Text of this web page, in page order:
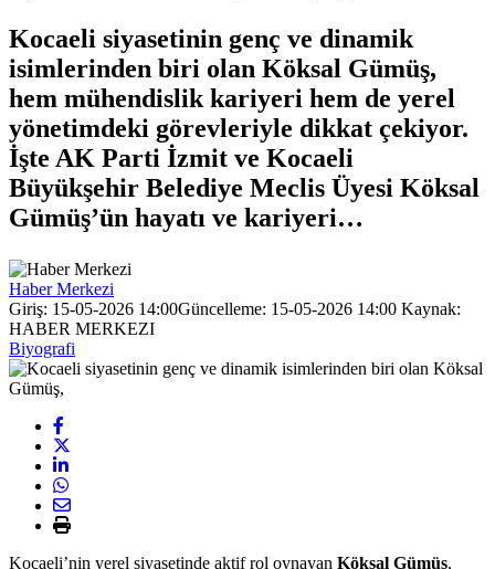
Kocaeli siyasetinin genç ve dinamik
isimlerinden biri olan Köksal Gümüş,
hem mühendislik kariyeri hem de yerel
yönetimdeki görevleriyle dikkat çekiyor.
İşte AK Parti İzmit ve Kocaeli
Büyükşehir Belediye Meclis Üyesi Köksal
Gümüş’ün hayatı ve kariyeri…
Haber Merkezi
Giriş: 15-05-2026 14:00Güncelleme: 15-05-2026 14:00 Kaynak:
HABER MERKEZI
Biyografi
Kocaeli’nin yerel siyasetinde aktif rol oynayan Köksal Gümüş,